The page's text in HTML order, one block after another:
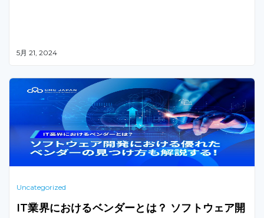
5月 21, 2024
Uncategorized
IT業界におけるベンダーとは？ ソフトウェア開